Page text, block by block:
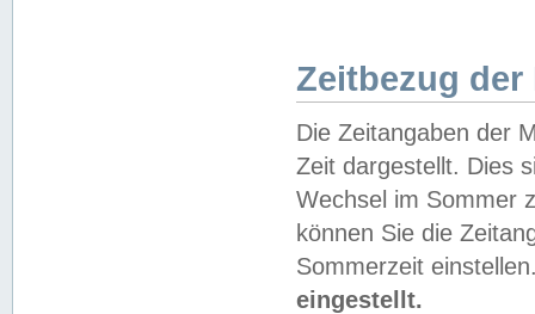
Zeitbezug der
Die Zeitangaben der
Zeit dargestellt. Dies
Wechsel im Sommer
können Sie die
Sommerzeit
eingestellt.